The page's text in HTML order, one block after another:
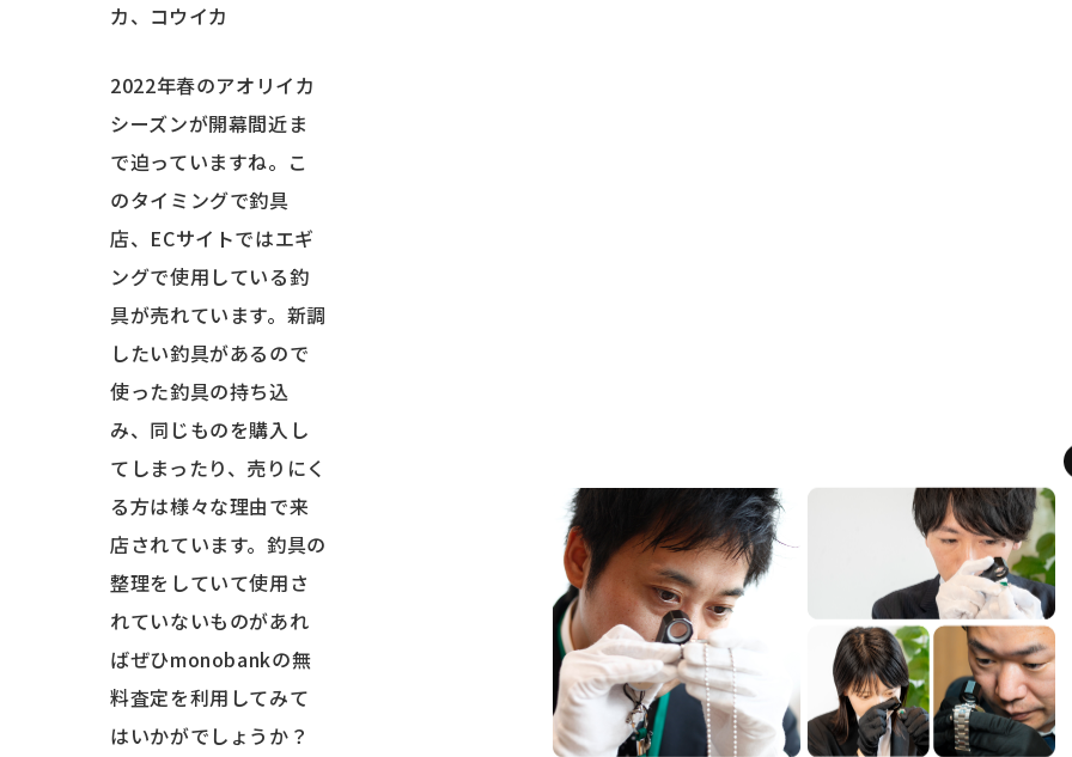
カ、コウイカ
2022年春のアオリイカ
シーズンが開幕間近ま
で迫っていますね。こ
のタイミングで釣具
店、ECサイトではエギ
ングで使用している釣
具が売れています。新調
したい釣具があるので
使った釣具の持ち込
み、同じものを購入し
てしまったり、売りにく
る方は様々な理由で来
店されています。釣具の
整理をしていて使用さ
れていないものがあれ
ばぜひmonobankの無
料査定を利用してみて
はいかがでしょうか？